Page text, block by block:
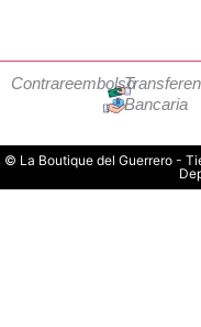
Contrareembolso
Bancaria
© La Boutique del Guerrero -